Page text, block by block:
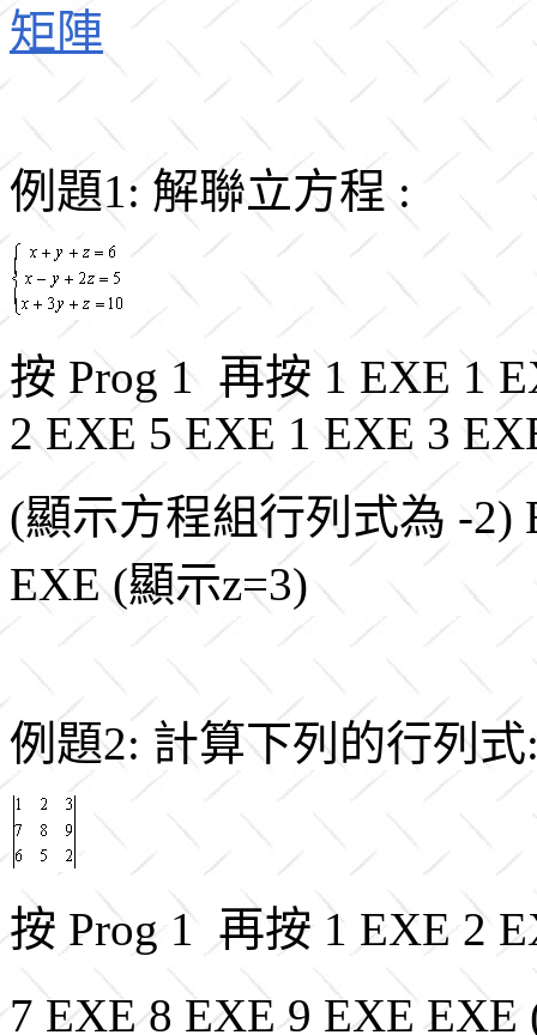
矩陣
例題1: 解聯立方程 :
按 Prog 1 再按 1 EXE 1
2 EXE 5 EXE 1 EXE 3
(顯示方程組行列式為 -2)
EXE (顯示z=3)
例題2: 計算下列的行列
按 Prog 1 再按 1 EXE 2
7 EXE 8 EXE 9 EXE